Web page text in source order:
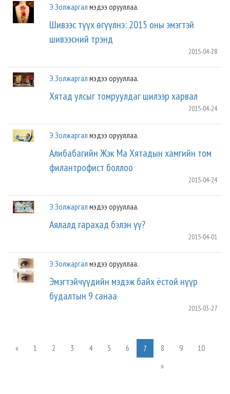
Э.Золжаргал мэдээ орууллаа.
Шивээс түүх өгүүлнэ: 2015 оны эмэгтэй
шивээсний трэнд
2015-04-28
Э.Золжаргал мэдээ орууллаа.
Хятад улсыг томруулдаг шилээр харвал
2015-04-24
Э.Золжаргал мэдээ орууллаа.
Алибабагийн Жэк Ма Хятадын хамгийн том
филантрофист боллоо
2015-04-24
Э.Золжаргал мэдээ орууллаа.
Аялалд гарахад бэлэн үү?
2015-04-01
Э.Золжаргал мэдээ орууллаа.
Эмэгтэйчүүдийн мэдэж байх ёстой нүүр
будалтын 9 санаа
2015-03-27
« 1 2 3 4 5 6 7 8 9
10
»